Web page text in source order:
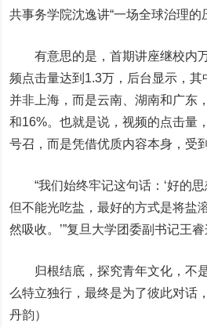
共事务学院沈逸讲“一场全球治理的
有意思的是，首期讲座继校内
频点击量达到1.3万，后台显示，
并非上海，而是云南、湖南和广东
和16%。也就是说，视频的点击量
号召，而是凭借优质内容本身，受
“我们始终牢记这句话：‘好的思
但不能光吃盐，最好的方式是将盐
然吸收。’”复旦大学团委副书记王睿
归根结底，探究青年文化，不
么特立独行，最终是为了彼此对话
丹韵）